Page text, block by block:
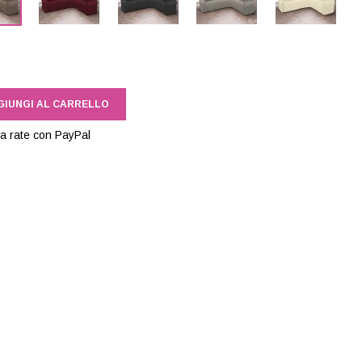
rate con PayPal
AL CARRELLO